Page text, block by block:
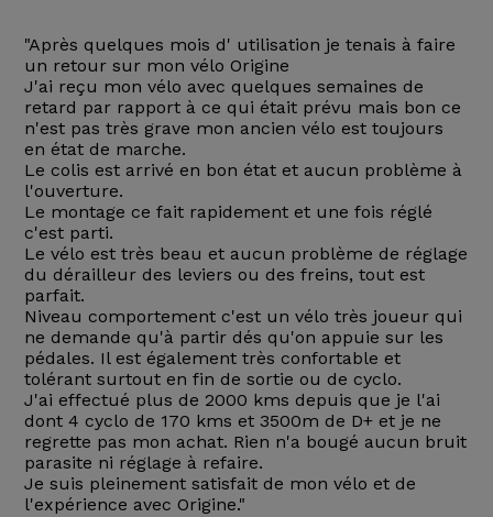
"Après quelques mois d' utilisation je tenais à faire
un retour sur mon vélo Origine
J'ai reçu mon vélo avec quelques semaines de
retard par rapport à ce qui était prévu mais bon ce
n'est pas très grave mon ancien vélo est toujours
en état de marche.
Le colis est arrivé en bon état et aucun problème à
l'ouverture.
Le montage ce fait rapidement et une fois réglé
c'est parti.
Le vélo est très beau et aucun problème de réglage
du dérailleur des leviers ou des freins, tout est
parfait.
Niveau comportement c'est un vélo très joueur qui
ne demande qu'à partir dés qu'on appuie sur les
pédales. Il est également très confortable et
tolérant surtout en fin de sortie ou de cyclo.
J'ai effectué plus de 2000 kms depuis que je l'ai
dont 4 cyclo de 170 kms et 3500m de D+ et je ne
regrette pas mon achat. Rien n'a bougé aucun bruit
parasite ni réglage à refaire.
Je suis pleinement satisfait de mon vélo et de
l'expérience avec Origine."